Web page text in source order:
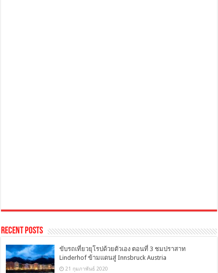
Recent Posts
ขับรถเที่ยวยุโรปด้วยตัวเอง ตอนที่ 3 ชมปราสาท
Linderhof ข้ามแดนสู่ Innsbruck Austria
21 กุมภาพันธ์ 2020